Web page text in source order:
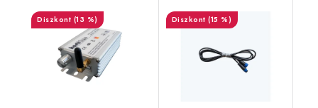
Dimmer 1-3 lámpákhoz
(13 %) (15 %)